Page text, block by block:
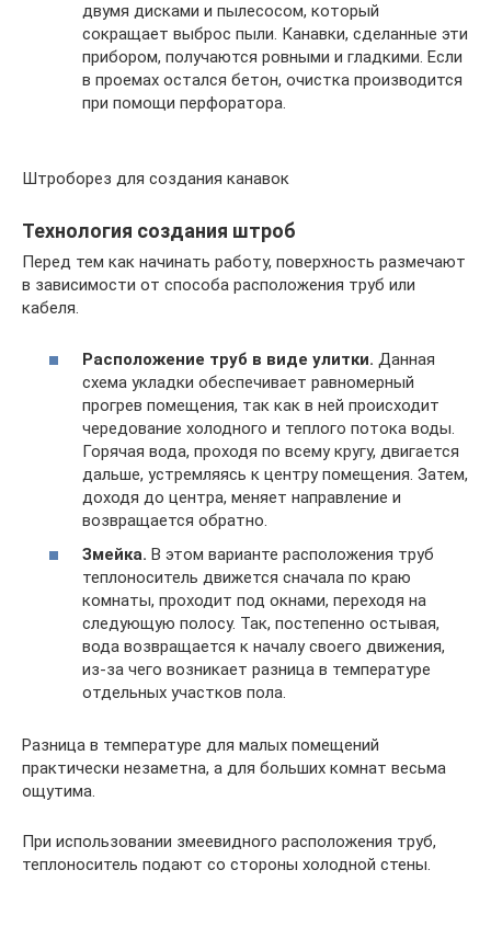
двумя дисками и пылесосом, который
сокращает выброс пыли. Канавки, сделанные эти
прибором, получаются ровными и гладкими. Если
в проемах остался бетон, очистка производится
при помощи перфоратора.
Штроборез для создания канавок
Технология создания штроб
Перед тем как начинать работу, поверхность размечают
в зависимости от способа расположения труб или
кабеля.
Расположение труб в виде улитки. Данная
схема укладки обеспечивает равномерный
прогрев помещения, так как в ней происходит
чередование холодного и теплого потока воды.
Горячая вода, проходя по всему кругу, двигается
дальше, устремляясь к центру помещения. Затем,
доходя до центра, меняет направление и
возвращается обратно.
Змейка. В этом варианте расположения труб
теплоноситель движется сначала по краю
комнаты, проходит под окнами, переходя на
следующую полосу. Так, постепенно остывая,
вода возвращается к началу своего движения,
из-за чего возникает разница в температуре
отдельных участков пола.
Разница в температуре для малых помещений
практически незаметна, а для больших комнат весьма
ощутима.
При использовании змеевидного расположения труб,
теплоноситель подают со стороны холодной стены.